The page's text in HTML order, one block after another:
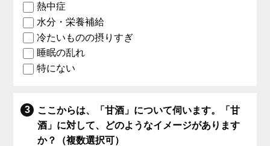
熱中症
水分・栄養補給
冷たいものの摂りすぎ
睡眠の乱れ
特にない
ここからは、「甘酒」について伺います。「甘
酒」に対して、どのようなイメージがあります
か？（複数選択可）